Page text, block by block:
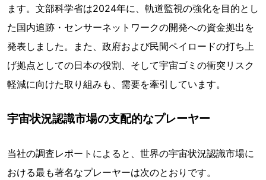
ます。文部科学省は2024年に、軌道監視の強化を目的とし
た国内追跡・センサーネットワークの開発への資金拠出を
発表しました。また、政府および民間ペイロードの打ち上
げ拠点としての日本の役割、そして宇宙ゴミの衝突リスク
軽減に向けた取り組みも、需要を牽引しています。
宇宙状況認識市場の支配的なプレーヤー
当社の調査レポートによると、世界の宇宙状況認識市場に
おける最も著名なプレーヤーは次のとおりです。